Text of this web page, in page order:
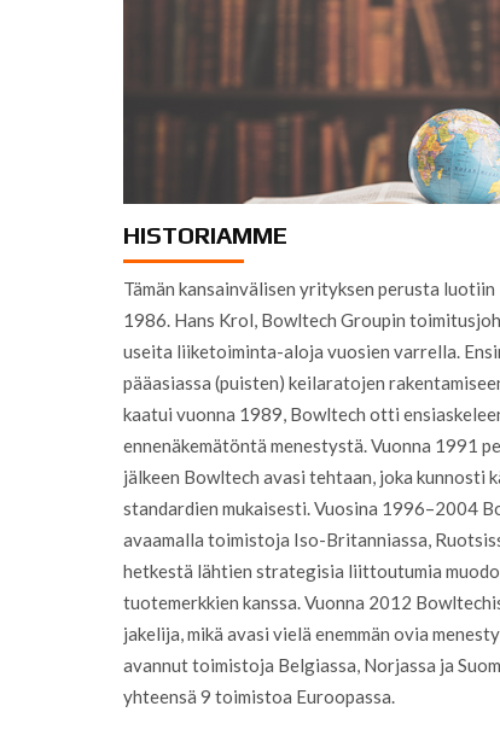
HISTORIAMME
Tämän kansainvälisen yrityksen perusta luotiin
1986. Hans Krol, Bowltech Groupin
useita liiketoiminta-aloja vuosien varrella.
pääasiassa (puisten) keilaratojen
kaatui vuonna 1989, Bowltech otti
ennenäkemätöntä menestystä. Vuonna 1991
jälkeen Bowltech avasi tehtaan, joka kunnosti
standardien mukaisesti. Vuosina 1996–2004
avaamalla toimistoja Iso-Britanniassa,
hetkestä lähtien strategisia liittoutumia
tuotemerkkien kanssa. Vuonna 2012
jakelija, mikä avasi vielä enemmän ovia
avannut toimistoja Belgiassa, Norjassa ja
yhteensä 9 toimistoa Euroopassa.